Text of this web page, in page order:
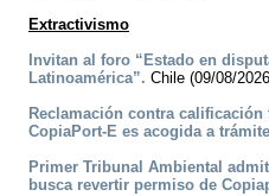
Extractivismo
Invitan al foro “Estado en
Latinoamérica”. Chile (09/08/
Reclamación contra
CopiaPort-E es acogida a
Primer Tribunal Ambiental
busca revertir permiso de